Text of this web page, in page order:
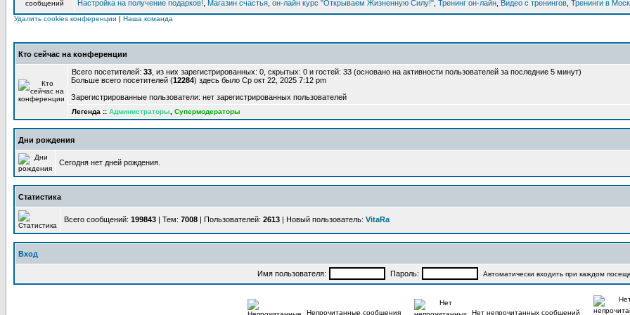
Настройка на получение подарков!
Магазин счастья он-лайн курс "Открываем Жизненную Силу!" Тренинг он-лайн Видео с тренингов Тренинги в
Удалить cookies конференции | Наша команда
Кто сейчас на конференции
Всего посетителей: 33 , из них зарегистрированных: 0, скрытых: 0 и гостей: 33 (основано на активности пользователей за последние 5 минут)
Больше всего посетителей (12284) здесь было Ср окт 22, 2025 7:12 pm
Зарегистрированные пользователи: нет зарегистрированных пользователей
Легенда :: Администраторы Супермодераторы
Дни рождения
Сегодня нет дней рождения.
Статистика
Всего сообщений: 199843 | Тем: 7008 | Пользователей: 2613 | Новый пользователь: VitaRa
Вход
Имя пользователя: Пароль: Автоматически входить при каждом
Непрочитанные сообщения Нет непрочитанных сообщений